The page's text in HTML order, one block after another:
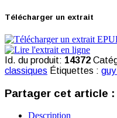
Télécharger un extrait
Id. du produit: 14372
classiques Étiquettes :
Partager cet article :
Description